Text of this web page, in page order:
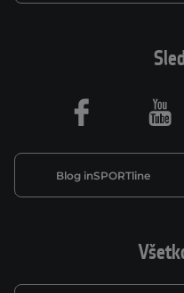
Blog inSPORTline
Facebook